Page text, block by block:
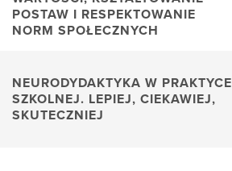
POSTAW I RESPEKTOWANIE
NORM SPOŁECZNYCH
NEURODYDAKTYKA W PRAKTYCE
SZKOLNEJ. LEPIEJ, CIEKAWIEJ,
SKUTECZNIEJ